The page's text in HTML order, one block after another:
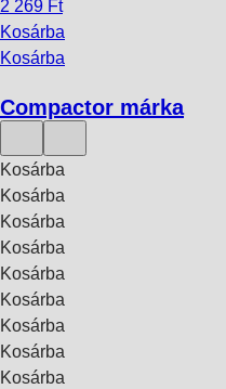
2 269 Ft
Kosárba
Kosárba
Compactor márka
Kosárba
Kosárba
Kosárba
Kosárba
Kosárba
Kosárba
Kosárba
Kosárba
Kosárba